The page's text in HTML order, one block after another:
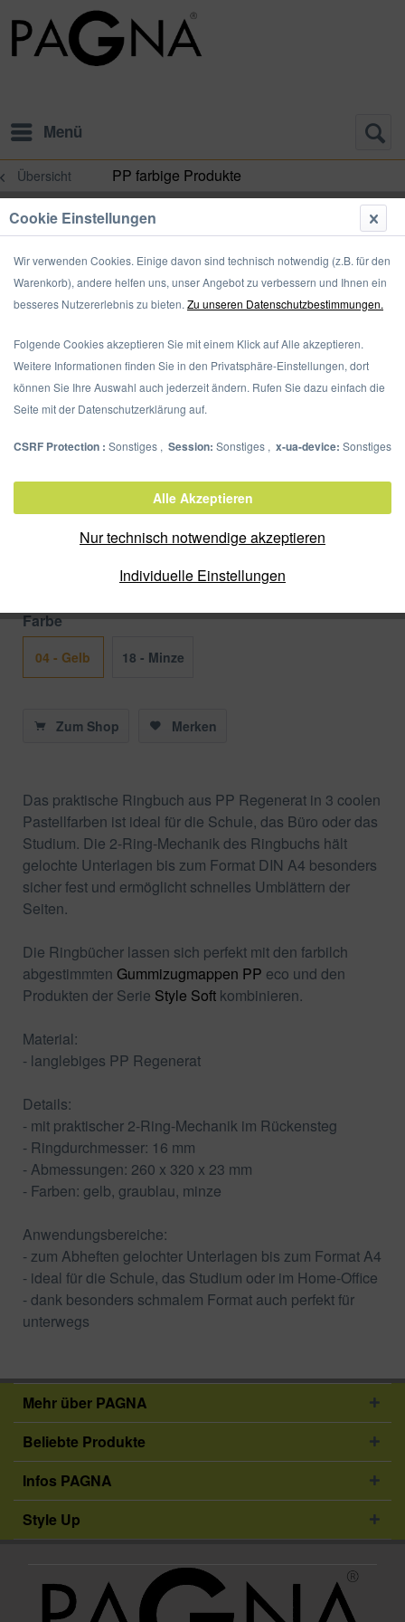
Menü
Übersicht PP farbige Produkte
Ringbuch A4 PP Regenerat
Pastell
Artikel-Nr.:
20902-04
Farbe
04 - Gelb 18 - Minze
Zum Shop Merken
Das praktische Ringbuch aus PP Regenerat in 3 coolen
Pastellfarben ist ideal für die Schule, das Büro oder das
Studium. Die 2-Ring-Mechanik des Ringbuchs hält
gelochte Unterlagen bis zum Format DIN A4 besonders
sicher fest und ermöglicht schnelles Umblättern der
Seiten.
Die Ringbücher lassen sich perfekt mit den farbilch
abgestimmten Gummizugmappen PP eco und den
Produkten der Serie Style Soft kombinieren.
Material:
- langlebiges PP Regenerat
Details:
- mit praktischer 2-Ring-Mechanik im Rückensteg
- Ringdurchmesser: 16 mm
- Abmessungen: 260 x 320 x 23 mm
- Farben: gelb, graublau, minze
Anwendungsbereiche:
- zum Abheften gelochter Unterlagen bis zum Format A4
- ideal für die Schule, das Studium oder im Home-Office
- dank besonders schmalem Format auch perfekt für
unterwegs
Mehr über PAGNA
Beliebte Produkte
Infos PAGNA
Style Up
Cookie Einstellungen
Wir verwenden Cookies. Einige davon sind technisch notwendig (z.B. für den
Warenkorb), andere helfen uns, unser Angebot zu verbessern und Ihnen ein
besseres Nutzererlebnis zu bieten. Zu unseren Datenschutzbestimmungen.
Folgende Cookies akzeptieren Sie mit einem Klick auf Alle akzeptieren.
Weitere Informationen finden Sie in den Privatsphäre-Einstellungen, dort
können Sie Ihre Auswahl auch jederzeit ändern. Rufen Sie dazu einfach die
Seite mit der Datenschutzerklärung auf.
CSRF Protection : Sonstiges , Session: Sonstiges , x-ua-device: Sonstiges
Individuelle Einstellungen
Nur technisch notwendige akzeptieren
Alle Akzeptieren